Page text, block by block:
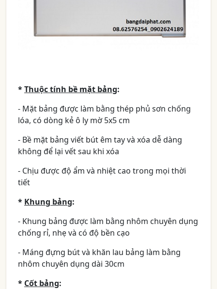
*Thuộc tính bề mặt bảng:
- Mặt bảng được làm bằng thép phủ sơn chống
lóa, có dòng kẻ ô ly mờ 5x5 cm
- Bề mặt bảng viết bút êm tay và xóa dễ dàng
không để lại vết sau khi xóa
- Chịu được độ ẩm và nhiệt cao trong mọi thời
tiết
* Khung bảng:
- Khung bảng được làm bằng nhôm chuyên dụng
chống rỉ, nhẹ và có độ bền cạo
- Máng đựng bút và khăn lau bảng làm bằng
nhôm chuyên dụng dài 30cm
* Cốt bảng: